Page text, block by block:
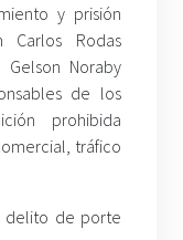
y prisión
Rodas
Noraby
de los
prohibida
tráfico
delito de porte